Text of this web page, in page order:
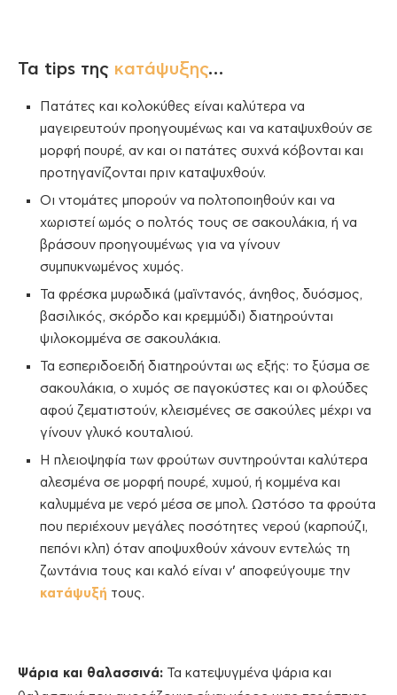
Τα tips της κατάψυξης…
Πατάτες και κολοκύθες είναι καλύτερα να
μαγειρευτούν προηγουμένως και να καταψυχθούν σε
μορφή πουρέ, αν και οι πατάτες συχνά κόβονται και
προτηγανίζονται πριν καταψυχθούν.
Οι ντομάτες μπορούν να πολτοποιηθούν και να
χωριστεί ωμός ο πολτός τους σε σακουλάκια, ή να
βράσουν προηγουμένως για να γίνουν
συμπυκνωμένος χυμός.
Τα φρέσκα μυρωδικά (μαϊντανός, άνηθος, δυόσμος,
βασιλικός, σκόρδο και κρεμμύδι) διατηρούνται
ψιλοκομμένα σε σακουλάκια.
Τα εσπεριδοειδή διατηρούνται ως εξής: το ξύσμα σε
σακουλάκια, ο χυμός σε παγοκύστες και οι φλούδες
αφού ζεματιστούν, κλεισμένες σε σακούλες μέχρι να
γίνουν γλυκό κουταλιού.
Η πλειοψηφία των φρούτων συντηρούνται καλύτερα
αλεσμένα σε μορφή πουρέ, χυμού, ή κομμένα και
καλυμμένα με νερό μέσα σε μπολ. Ωστόσο τα φρούτα
που περιέχουν μεγάλες ποσότητες νερού (καρπούζι,
πεπόνι κλπ) όταν αποψυχθούν χάνουν εντελώς τη
ζωντάνια τους και καλό είναι ν’ αποφεύγουμε την
κατάψυξή τους.
Ψάρια και θαλασσινά: Τα κατεψυγμένα ψάρια και